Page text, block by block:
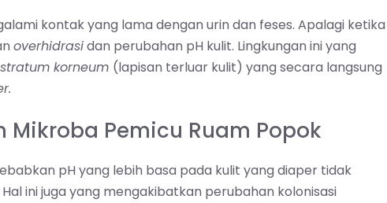
kontak yang lama dengan urin dan feses. Apalagi ketika
overhidrasidan perubahan pH kulit. Lingkungan ini yang
stratum korneum (lapisan terluar kulit) yang secara langsung
Mikroba Pemicu Ruam Popok
pH yang lebih basa pada kulit yang diaper tidak
ini juga yang mengakibatkan perubahan kolonisasi